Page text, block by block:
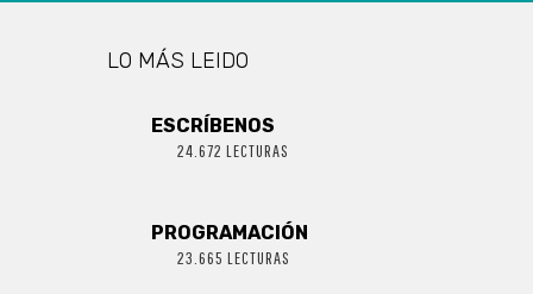
LO MÁS LEIDO
ESCRÍBENOS
24.672 LECTURAS
PROGRAMACIÓN
23.665 LECTURAS